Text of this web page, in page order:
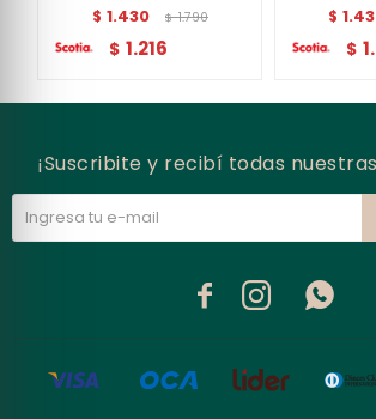
$ 1.430 $ 1.790
$ 1.216
$
$
¡Suscribite y recibí todas
  